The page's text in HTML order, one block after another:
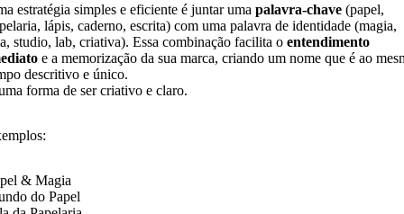
estratégia simples e eficiente é juntar uma palavra-chave (papel,
lápis, caderno, escrita) com uma palavra de identidade (magia,
studio, lab, criativa). Essa combinação facilita o entendimento
e a memorização da sua marca, criando um nome que é ao
descritivo e único.
forma de ser criativo e claro.
& Magia
do Papel